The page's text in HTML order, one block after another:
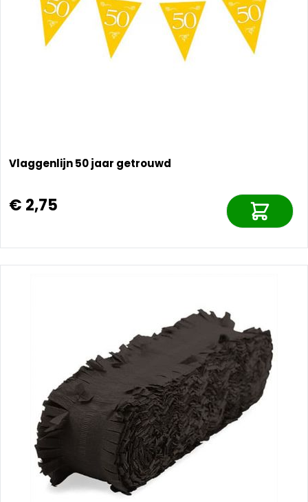
Vlaggenlijn 50 jaar getrouwd
€ 2,75